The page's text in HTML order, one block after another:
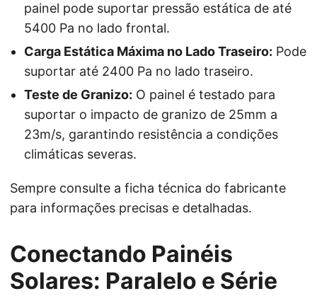
painel pode suportar pressão estática de até
5400 Pa no lado frontal.
Carga Estática Máxima no Lado Traseiro: Pode
suportar até 2400 Pa no lado traseiro.
Teste de Granizo: O painel é testado para
suportar o impacto de granizo de 25mm a
23m/s, garantindo resistência a condições
climáticas severas.
Sempre consulte a ficha técnica do fabricante
para informações precisas e detalhadas.
Conectando Painéis
Solares: Paralelo e Série